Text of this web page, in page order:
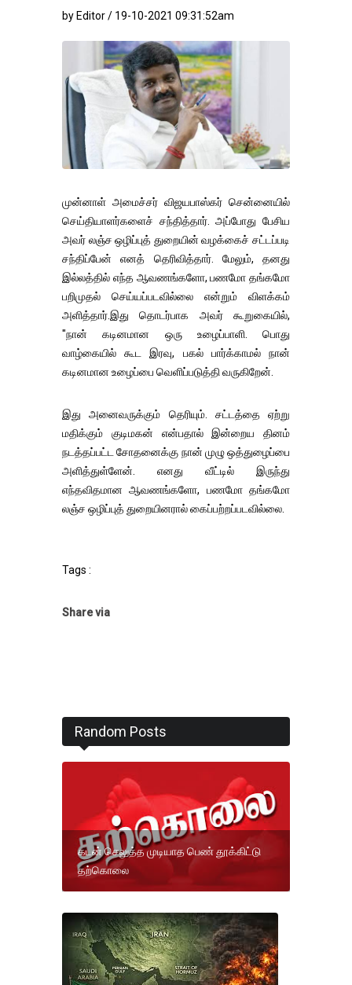
by Editor / 19-10-2021 09:31:52am
முன்னாள் அமைச்சர் விஜயபாஸ்கர் சென்னையில்
செய்தியாளர்களைச் சந்தித்தார். அப்போது பேசிய
அவர் லஞ்ச ஒழிப்புத் துறையின் வழக்கைச் சட்டப்படி
சந்திப்பேன் எனத் தெரிவித்தார். மேலும், தனது
இல்லத்தில் எந்த ஆவணங்களோ, பணமோ தங்கமோ
பறிமுதல் செய்யப்படவில்லை என்றும் விளக்கம்
அளித்தார்.இது தொடர்பாக அவர் கூறுகையில்,
"நான் கடினமான ஒரு உழைப்பாளி. பொது
வாழ்கையில் கூட இரவு, பகல் பார்க்காமல் நான்
கடினமான உழைப்பை வெளிப்படுத்தி வருகிறேன்.
இது அனைவருக்கும் தெரியும். சட்டத்தை ஏற்று
மதிக்கும் குடிமகன் என்பதால் இன்றைய தினம்
நடத்தப்பட்ட சோதனைக்கு நான் முழு ஒத்துழைப்பை
அளித்துள்ளேன். எனது வீட்டில் இருந்து
எந்தவிதமான ஆவணங்களோ, பணமோ தங்கமோ
லஞ்ச ஒழிப்புத் துறையினரால் கைப்பற்றப்படவில்லை.
Tags :
Share via
Random Posts
கடன் செலுத்த முடியாத பெண் தூக்கிட்டு
தற்கொலை